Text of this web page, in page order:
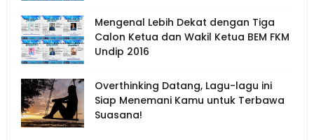
Mengenal Lebih Dekat dengan Tiga
Calon Ketua dan Wakil Ketua BEM FKM
Undip 2016
Overthinking Datang, Lagu-lagu ini
Siap Menemani Kamu untuk Terbawa
Suasana!